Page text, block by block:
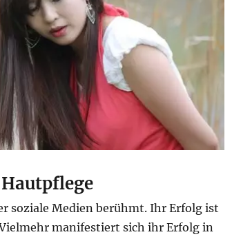
soziale Medien berühmt. Ihr Erfolg ist
manifestiert sich ihr Erfolg in